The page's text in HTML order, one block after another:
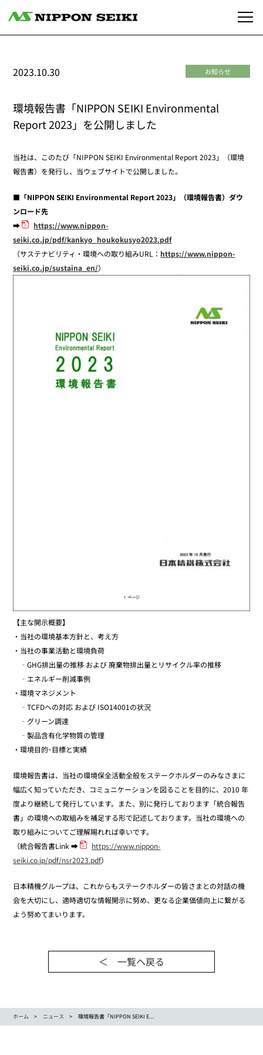
お知らせ
2023.10.30
環境報告書「NIPPON SEIKI Environmental
Report 2023」を公開しました
当社は、このたび「NIPPON SEIKI Environmental Report 2023」（環境
報告書）を発行し、当ウェブサイトで公開しました。
■「NIPPON SEIKI Environmental Report 2023」（環境報告書）ダウ
ンロード先
➡
https://www.nippon-
seiki.co.jp/pdf/kankyo_houkokusyo2023.pdf
（サステナビリティ・環境への取り組みURL： https://www.nippon-
seiki.co.jp/sustaina_en/）
【主な開示概要】
・当社の環境基本方針と、考え方
・当社の事業活動と環境負荷
‐GHG排出量の推移 および 廃棄物排出量とリサイクル率の推移
‐エネルギー削減事例
・環境マネジメント
‐TCFDへの対応 および ISO14001の状況
‐グリーン調達
‐製品含有化学物質の管理
・環境目的･目標と実績
環境報告書は、当社の環境保全活動全般をステークホルダーのみなさまに
幅広く知っていただき、コミュニケーションを図ることを目的に、2010 年
度より継続して発行しています。また、別に発行しております「統合報告
書」の環境への取組みを補足する形で記述しております。当社の環境への
取り組みについてご理解賜れれば幸いです。
（統合報告書Link ➡
https://www.nippon-
seiki.co.jp/pdf/nsr2023.pdf）
日本精機グループは、これからもステークホルダーの皆さまとの対話の機
会を大切にし、適時適切な情報開示に努め、更なる企業価値向上に繋がる
よう努めてまいります。
＜ 一覧ヘ戻る
ホーム ニュース 環境報告書「NIPPON SEIKI E...